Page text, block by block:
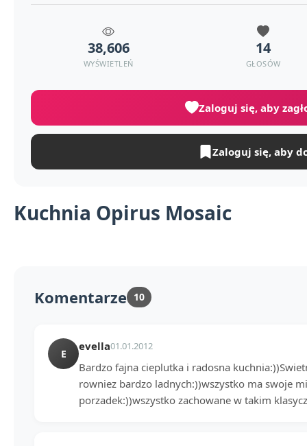
Kuchnia Opirus Mosaic
38,606
WYŚWIETLEŃ
14
GŁOSÓW
Zaloguj się, aby
Zaloguj się, aby
Komentarze 10
E
evella01.01.2012
Bardzo fajna cieplutka i radosna
rowniez bardzo ladnych:))wszystko ma swoje
porzadek:))wszystko zachowane w takim